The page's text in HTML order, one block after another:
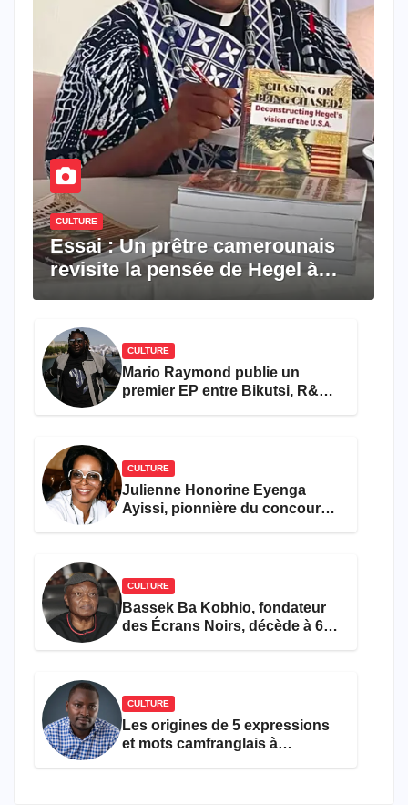
CULTURE
Essai : Un prêtre camerounais
revisite la pensée de Hegel à
CULTURE
Mario Raymond publie un
premier EP entre Bikutsi, R&B
CULTURE
Julienne Honorine Eyenga
Ayissi, pionnière du concours
CULTURE
Bassek Ba Kobhio, fondateur
des Écrans Noirs, décède à 69
CULTURE
Les origines de 5 expressions
et mots camfranglais à